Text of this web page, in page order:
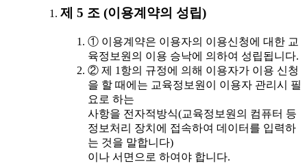
제 5 조 (이용계약의 성립)
① 이용계약은 이용자의 이용신청에 대한 교
육정보원의 이용 승낙에 의하여 성립됩니다.
② 제 1항의 규정에 의해 이용자가 이용 신청
을 할 때에는 교육정보원이 이용자 관리시 필
요로 하는
사항을 전자적방식(교육정보원의 컴퓨터 등
정보처리 장치에 접속하여 데이터를 입력하
는 것을 말합니다)
이나 서면으로 하여야 합니다.